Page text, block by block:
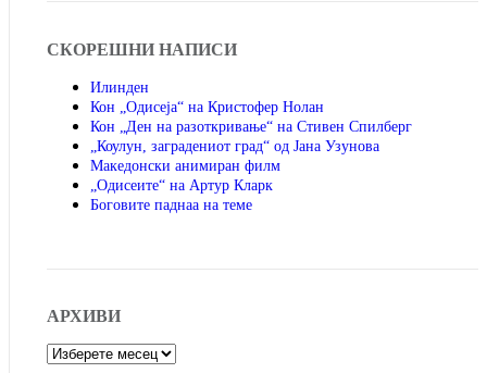
СКОРЕШНИ НАПИСИ
Илинден
Кон „Одисеја“ на Кристофер Нолан
Кон „Ден на разоткривање“ на Стивен Спилберг
„Коулун, заградениот град“ од Јана Узунова
Македонски анимиран филм
„Одисеите“ на Артур Кларк
Боговите паднаа на теме
АРХИВИ
Архиви